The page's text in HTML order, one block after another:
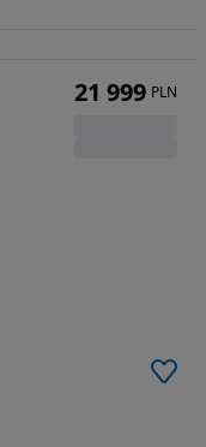
21 999 PLN